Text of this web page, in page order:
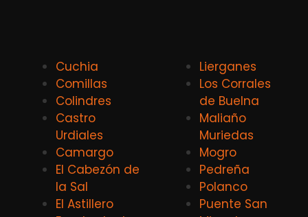
Cuchia
Comillas
Colindres
Castro
Urdiales
Camargo
El Cabezón de
la Sal
El Astillero
Lierganes
Los Corrales
de Buelna
Maliaño
Muriedas
Mogro
Pedreña
Polanco
Puente San